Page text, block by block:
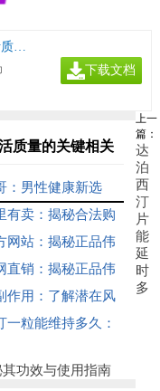
《进口伟哥：男性健康新选择，提升生活质量的关键》
下载文档
质量的关键相关
：男性健康新选
活质量的关键
有卖：揭秘合法购
意事项
网站：揭秘正品伟
南与使用注意事项
直销：揭秘正品伟
南与优势分析
作用：了解潜在风
福生活
一粒能维持多久：
上一
篇：
达
泊
西
汀
片
能
延
时
多
功效与使用指南